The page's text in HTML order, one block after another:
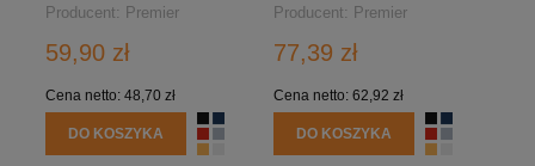
Producent: Premier
59,90 zł
Cena netto: 48,70 zł
DO KOSZYKA
Producent: Premier
77,39 zł
Cena netto: 62,92 zł
DO KOSZYKA